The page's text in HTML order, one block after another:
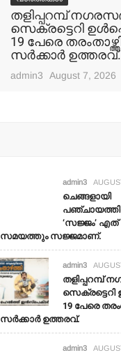
തളിപ്പറമ്പ്
സെക്രട്ടെറി
19 പേരെ
സര്‍ക്കാര്‍ ഉത്തരവ്.
admin3 August 7, 2026
admin3
ചെങ്ങളായി
‘സജ്ജം’ എത്
സമയത്തും സജ്ജമാണ്.
admin3
തളിപ്പറമ്പ്
സെക്രട്ടെറി
19 പേരെ
സര്‍ക്കാര്‍ ഉത്തരവ്.
admin3